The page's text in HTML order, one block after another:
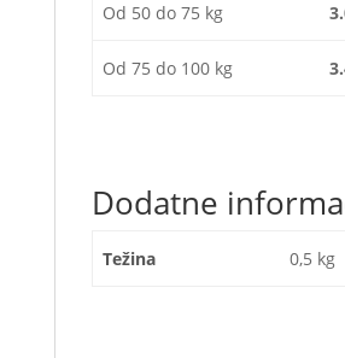
Od 50 do 75 kg
Od 75 do 100 kg
Dodatne
Težina 0,5 kg